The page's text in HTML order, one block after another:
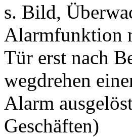
s. Bild,
Alarmfunktion
Tür erst nach
wegdrehen
Alarm
Geschäften)